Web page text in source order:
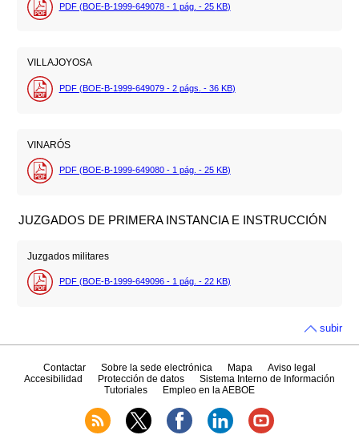
PDF (BOE-B-1999-649078 - 1 pág. - 25 KB)
VILLAJOYOSA
PDF (BOE-B-1999-649079 - 2 págs. - 36 KB)
VINARÓS
PDF (BOE-B-1999-649080 - 1 pág. - 25 KB)
JUZGADOS DE PRIMERA INSTANCIA E INSTRUCCIÓN
Juzgados militares
PDF (BOE-B-1999-649096 - 1 pág. - 22 KB)
subir
Contactar Sobre la sede electrónica Mapa
Aviso legal
Accesibilidad
Protección de datos
Sistema Interno de Información
Tutoriales
Empleo en la AEBOE